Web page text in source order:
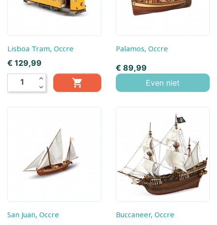
Lisboa Tram, Occre
Prijs
€ 129,99
expand_less
expand_more

Palamos, Occre
Prijs
€ 89,99
Even niet
San Juan, Occre
Buccaneer, Occre